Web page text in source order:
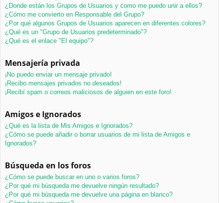
¿Donde están los Grupos de Usuarios y como me puedo unir a ellos?
¿Cómo me convierto en Responsable del Grupo?
¿Por qué algunos Grupos de Usuarios aparecen en diferentes colores?
¿Qué es un "Grupo de Usuarios predeterminado"?
¿Qué es el enlace "El equipo"?
Mensajería privada
¡No puedo enviar un mensaje privado!
¡Recibo mensajes privados no deseados!
¡Recibí spam o correos maliciosos de alguien en este foro!
Amigos e Ignorados
¿Qué es la lista de Mis Amigos e Ignorados?
¿Cómo se puede añadir o borrar usuarios de mi lista de Amigos e
Ignorados?
Búsqueda en los foros
¿Cómo se puede buscar en uno o varios foros?
¿Por qué mi búsqueda me devuelve ningún resultado?
¿Por qué mi búsqueda me devuelve una página en blanco?